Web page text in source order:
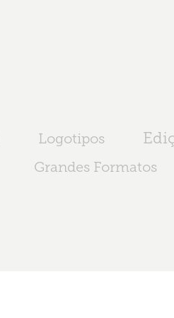
Logotipos
Grandes Formatos